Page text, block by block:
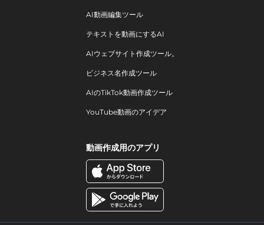
AI動画編集ツール
テキストを動画にするAI
AIウェブサイト作成ツール。
ビジネス名作成ツール
AIのTikTok動画作成ツール
YouTube動画のアイデア
動画作成用のアプリ